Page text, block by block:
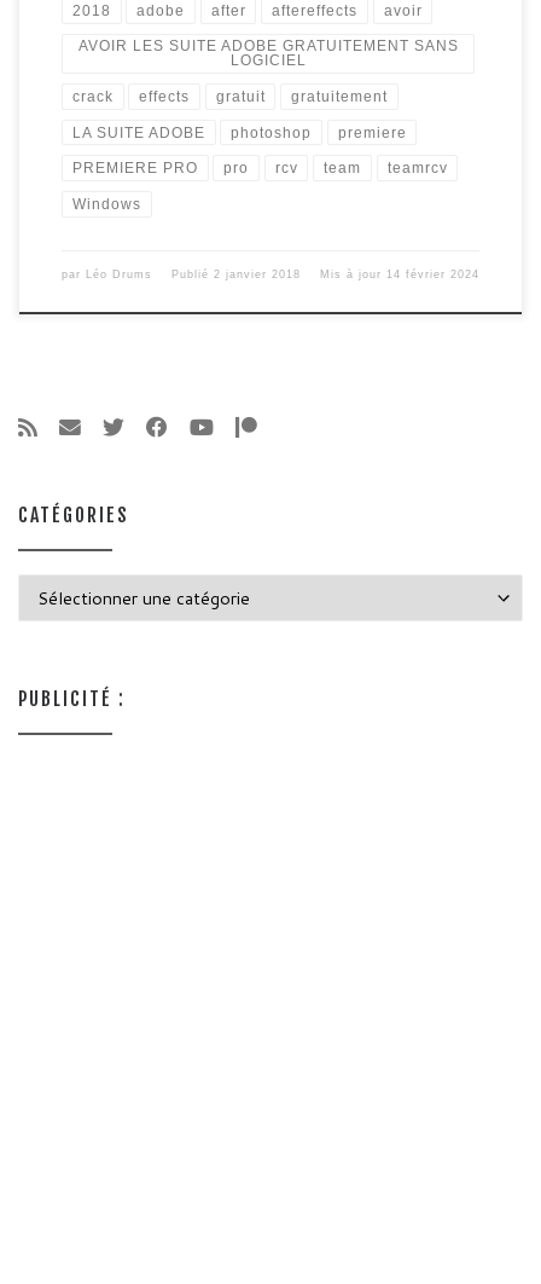
2018 adobe after aftereffects avoir
AVOIR LES SUITE ADOBE GRATUITEMENT SANS
LOGICIEL
crack effects gratuit gratuitement
LA SUITE ADOBE photoshop premiere
PREMIERE PRO pro rcv team teamrcv
Windows
par Léo Drums Publié2 janvier 2018 Mis à jour 14 février 2024
CATÉGORIES
PUBLICITÉ :